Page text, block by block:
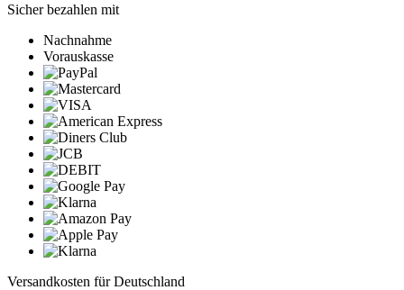
Sicher bezahlen mit
Nachnahme
Vorauskasse
Versandkosten für Deutschland